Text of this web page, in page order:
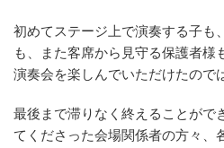
初めてステージ上で演奏する子も
も、また客席から見守る保護者様
演奏会を楽しんでいただけたので
最後まで滞りなく終えることがで
てくださった会場関係者の方々、